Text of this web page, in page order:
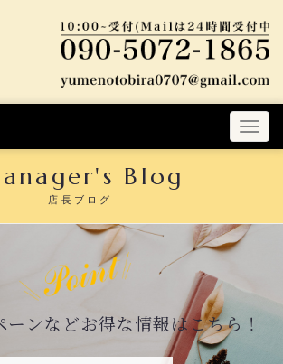
T
o
e
g
Blog
店長ブログ
ンなどお得な情報はこちら！